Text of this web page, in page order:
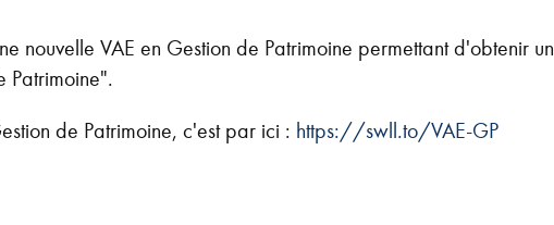
nouvelle VAE en Gestion de Patrimoine permettant d'obtenir un
Patrimoine".
de Patrimoine, c'est par ici : https://swll.to/VAE-GP